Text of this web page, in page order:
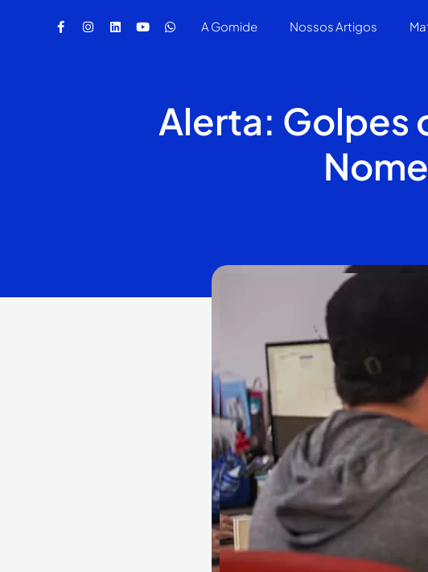
A Gomide Nossos Artigos
Alerta: Golpes